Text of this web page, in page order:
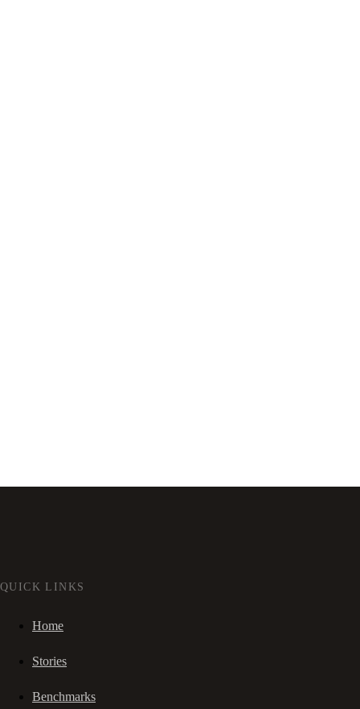
QUICK LINKS
Home
Stories
Benchmarks